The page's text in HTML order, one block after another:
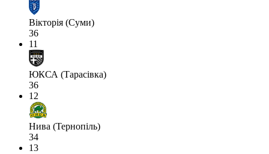
Вікторія (Суми)
36
11
ЮКСА (Тарасівка)
36
12
Нива (Тернопіль)
34
13